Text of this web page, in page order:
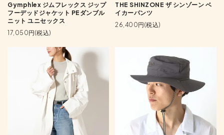
Gymphlex ジムフレックス ジップ
フーデッドジャケット PEダンブル
ニット ユニセックス
17,050円(税込)
THE SHINZONE ザ シンゾーン ベ
イカーパンツ
26,400円(税込)